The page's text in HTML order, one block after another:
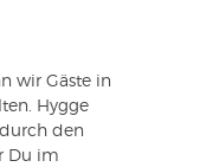
wir Gäste in
Hygge
den
Du im